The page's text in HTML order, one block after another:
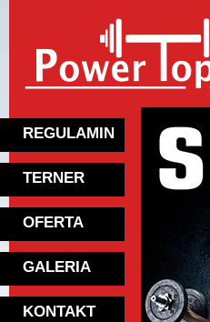
REGULAMIN
TERNER
OFERTA
GALERIA
KONTAKT